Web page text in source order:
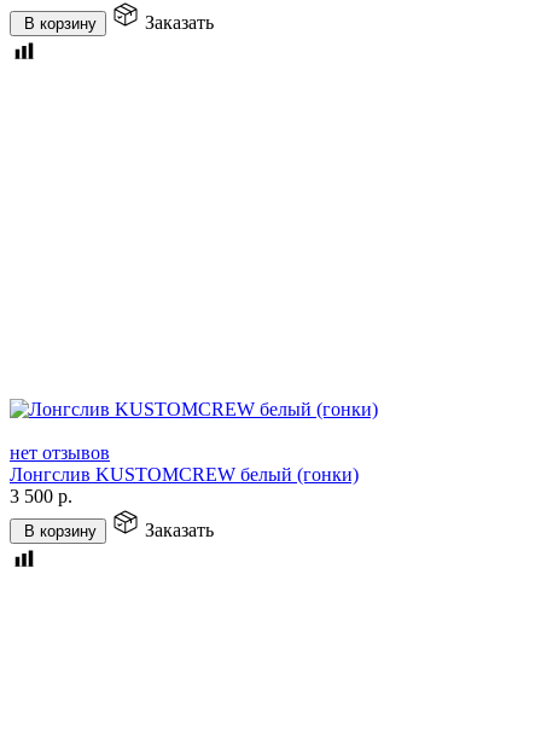
В корзину Заказать
нет отзывов
Лонгслив KUSTOMCREW белый (гонки)
3 500 р.
В корзину Заказать